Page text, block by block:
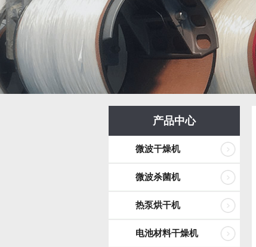
产品中心
微波干燥机
微波杀菌机
热泵烘干机
电池材料干燥机